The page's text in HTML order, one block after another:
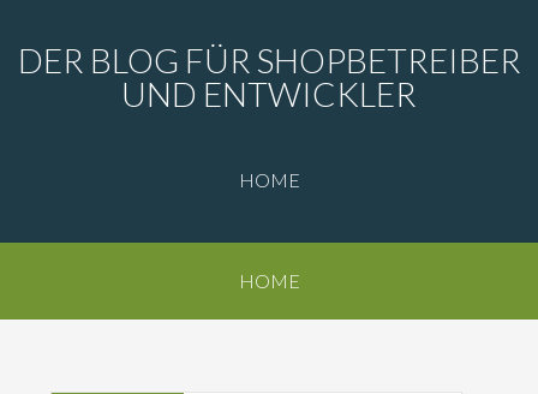
DER BLOG FÜR SHOPBETREIBER
UND ENTWICKLER
HOME
HOME